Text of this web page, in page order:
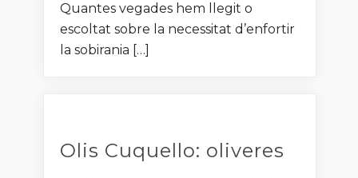
Quantes vegades hem llegit o
escoltat sobre la necessitat d’enfortir
la sobirania […]
Olis Cuquello: oliveres